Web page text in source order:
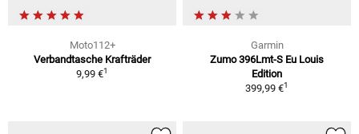
Moto112+
Verbandtasche Krafträder
9,99 €1
Garmin
Zumo 396Lmt-S Eu Louis
Edition
399,99 €1